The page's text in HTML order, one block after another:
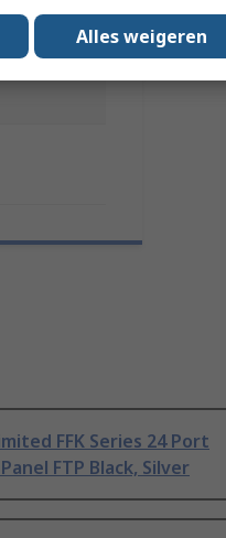
FFK Series 24 Port
FTP Black, Silver
Alles weigeren